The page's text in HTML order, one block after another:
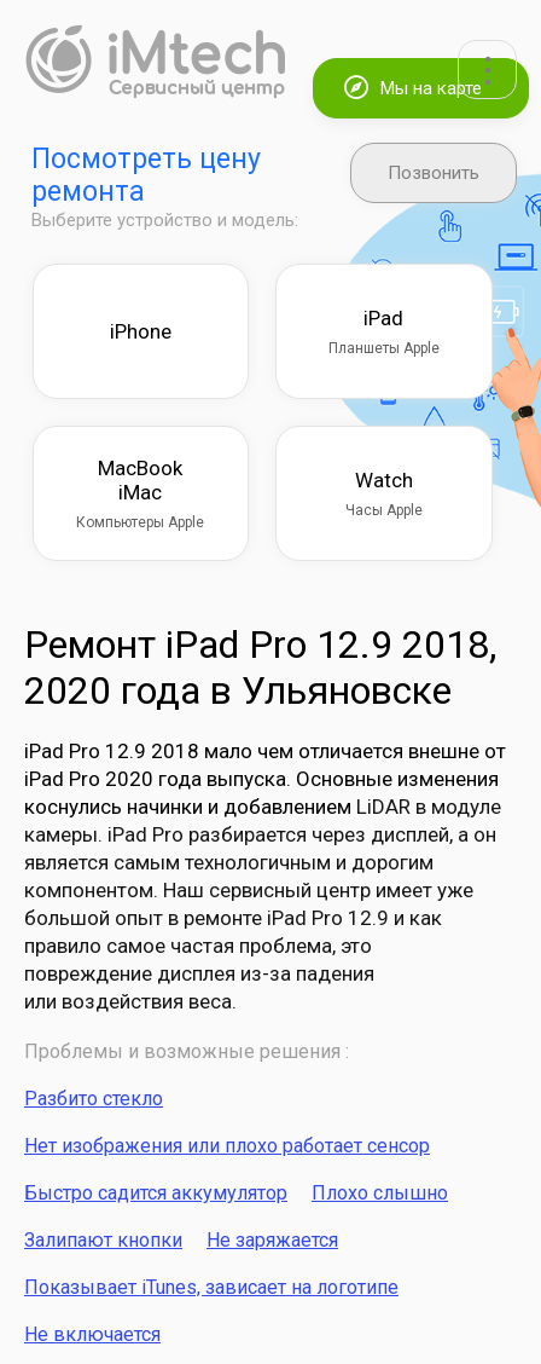
Мы на карте
Позвонить
Посмотреть цену
ремонта
Выберите устройство и модель:
iPhone
iPad
Планшеты Apple
MacBook
iMac
Компьютеры Apple
Watch
Часы Apple
Ремонт iPad Pro 12.9 2018,
2020 года в Ульяновске
iPad Pro 12.9 2018 мало чем отличается внешне от
iPad Pro 2020 года выпуска. Основные изменения
коснулись начинки и добавлением LiDAR в модуле
камеры. iPad Pro разбирается через дисплей, а он
является самым технологичным и дорогим
компонентом. Наш сервисный центр имеет уже
большой опыт в ремонте iPad Pro 12.9 и как
правило самое частая проблема, это
повреждение дисплея из-за падения
или воздействия веса.
Проблемы и возможные решения :
Разбито стекло
Нет изображения или плохо работает сенсор
Быстро садится аккумулятор Плохо слышно
Залипают кнопки Не заряжается
Показывает iTunes, зависает на логотипе
Не включается